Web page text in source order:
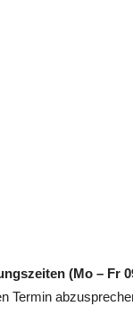
(Mo – Fr
Termin